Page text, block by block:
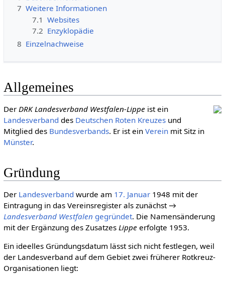
7 Weitere Informationen
7.1 Websites
7.2 Enzyklopädie
8 Einzelnachweise
Allgemeines
Der DRK Landesverband Westfalen-Lippe ist ein
Landesverband des Deut­schen Roten Kreu­zesund
Mitglied des Bundesverbands. Er ist ein Vereinmit Sitz in
Münster.
Gründung
Der Landesverband wurde am 17. Januar1948 mit der
Eintragung in das Vereinsregister als zunächst →
Landesverband Westfalen gegründet. Die Namensänderung
mit der Ergänzung des Zusatzes Lippe erfolgte 1953.
Ein ideelles Gründungsdatum lässt sich nicht festlegen, weil
der Landesverband auf dem Gebiet zwei früherer Rotkreuz-
Organisationen liegt: